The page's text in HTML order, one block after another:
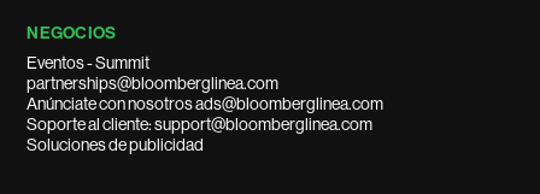
NEGOCIOS
Eventos - Summit
partnerships@bloomberglinea.com
Anúnciate con nosotros ads@bloomberglinea.com
Soporte al cliente: support@bloomberglinea.com
Soluciones de publicidad